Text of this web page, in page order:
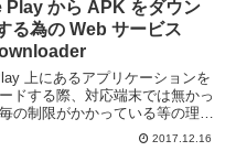
Play から APK をダウン
る為の Web サービス
上にあるアプリケーションを
ドする際、対応端末では無かっ
の制限がかかっている等の理由
ンロード出来ない事がある。そ
場合に便利なのが APK を直接ダ
2017.12.16